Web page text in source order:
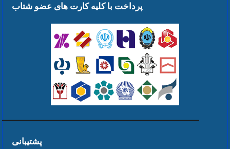
پرداخت با کلیه کارت های عضو شتاب
پشتیبانی